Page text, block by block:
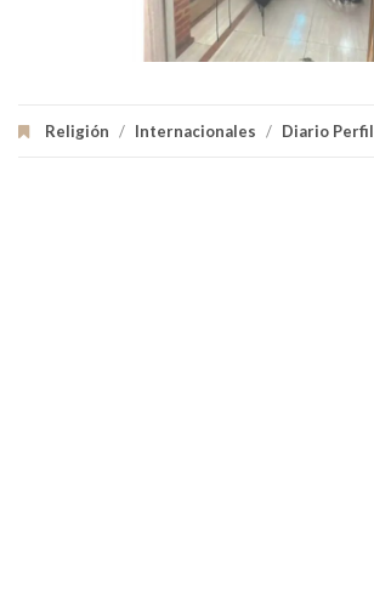
Religión / Internacionales / Diario Perfil